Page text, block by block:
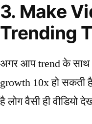
3. Make
Trending
अगर आप trend के
growth 10x हो सकती
है लोग वैसी ही वीडियो